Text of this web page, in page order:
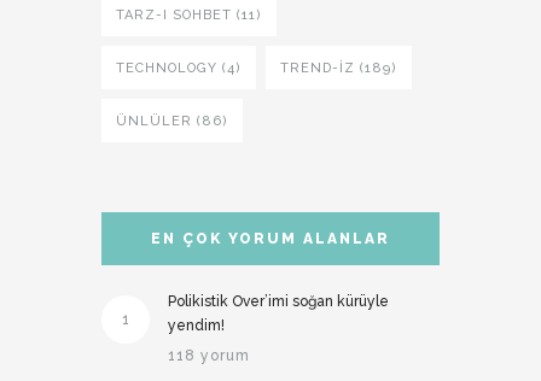
TARZ-I SOHBET (11)
TECHNOLOGY (4) TREND-IZ (189)
ÜNLÜLER (86)
EN ÇOK YORUM ALANLAR
1
Polikistik Over’imi soğan kürüyle
yendim!
118 yorum